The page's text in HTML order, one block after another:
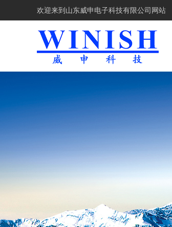
欢迎来到 山东威申电子科技有限公司网站